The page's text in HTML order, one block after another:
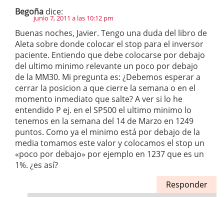
Begoña dice:
junio 7, 2011 a las 10:12 pm
Buenas noches, Javier. Tengo una duda del libro de
Aleta sobre donde colocar el stop para el inversor
paciente. Entiendo que debe colocarse por debajo
del ultimo minimo relevante un poco por debajo
de la MM30. Mi pregunta es: ¿Debemos esperar a
cerrar la posicion a que cierre la semana o en el
momento inmediato que salte? A ver si lo he
entendido P ej. en el SP500 el ultimo minimo lo
tenemos en la semana del 14 de Marzo en 1249
puntos. Como ya el minimo está por debajo de la
media tomamos este valor y colocamos el stop un
«poco por debajo» por ejemplo en 1237 que es un
1%. ¿es así?
Responder